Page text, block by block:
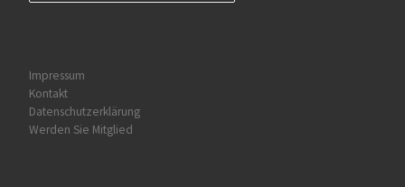
Impressum
Kontakt
Datenschutzerklärung
Werden Sie Mitglied